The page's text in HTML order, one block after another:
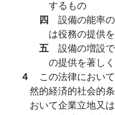
するもの
四 設備の能率
は役務の提供
五 設備の増設
の提供を著し
４ この法律におい
然的経済的社会的
おいて企業立地又